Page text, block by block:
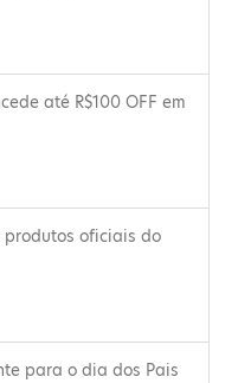
até R$100 OFF em
produtos oficiais do
para o dia dos Pais